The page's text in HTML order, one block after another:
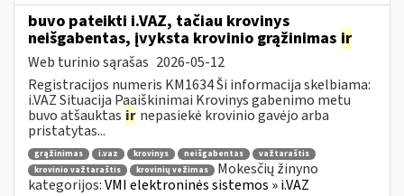
buvo pateikti i.VAZ, tačiau krovinys
neišgabentas, įvyksta krovinio grąžinimas ir
Web turinio sąrašas 2026-05-12
Registracijos numeris KM1634 Ši informacija skelbiama:
i.VAZ Situacija Paaiškinimai Krovinys gabenimo metu
buvo atšauktas ir nepasiekė krovinio gavėjo arba
pristatytas...
grąžinimas i.vaz krovinys neišgabentas
važtaraštis
krovinio važtaraštis
krovinių vežimas
Mokesčių žinyno
kategorijos:VMI elektroninės sistemos » i.VAZ